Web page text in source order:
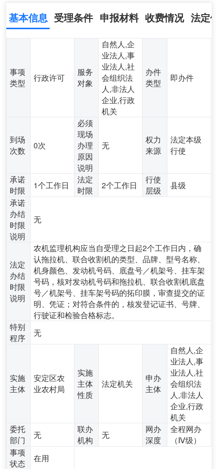
基本信息 受理条件 申报材料 收费情况 法定
事项
类型
行政许可
服务
对象
自然人,企
业法人,事
业法人,社
会组织法
人,非法人
企业,行政
机关
办件
类型
即办件
到场
次数
0次
必须
现场
办理
原因
说明
无
权力
来源
法定本级
行使
承诺
时限
1个工作日
法定
时限
2个工作日
行使
层级
县级
承诺
办结
时限
说明
无
法定
办结
时限
说明
农机监理机构应当自受理之日起2个工作日内，确
认拖拉机、联合收割机的类型、品牌、型号名称、
机身颜色、发动机号码、底盘号／机架号、挂车架
号码，核对发动机号码和拖拉机、联合收割机底盘
号／机架号、挂车架号码的拓印膜，审查提交的证
明、凭证；对符合条件的，核发登记证书、号牌、
行驶证和检验合格标志。
特别
程序
无
实施
主体
安定区农
业农村局
实施
主体
性质
法定机关
申办
主体
自然人,企
业法人,事
业法人,社
会组织法
人,非法人
企业,行政
机关
委托
部门
无
联办
机构
无
网办
深度
全程网办
（Ⅳ级）
事项
状态
在用